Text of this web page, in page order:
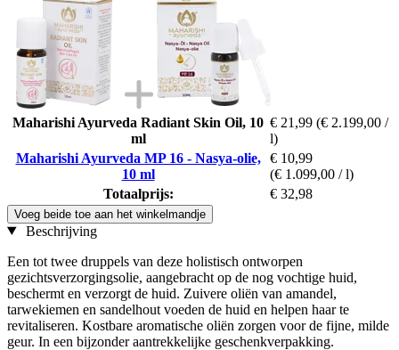
Maharishi Ayurveda Radiant Skin Oil, 10
ml
€ 21,99 (€ 2.199,00 /
l)
Maharishi Ayurveda MP 16 - Nasya-olie,
10 ml
€ 10,99
(€ 1.099,00 / l)
Totaalprijs:
€ 32,98
Voeg beide toe aan het winkelmandje
Beschrijving
Een tot twee druppels van deze holistisch ontworpen
gezichtsverzorgingsolie, aangebracht op de nog vochtige huid,
beschermt en verzorgt de huid. Zuivere oliën van amandel,
tarwekiemen en sandelhout voeden de huid en helpen haar te
revitaliseren. Kostbare aromatische oliën zorgen voor de fijne, milde
geur. In een bijzonder aantrekkelijke geschenkverpakking.